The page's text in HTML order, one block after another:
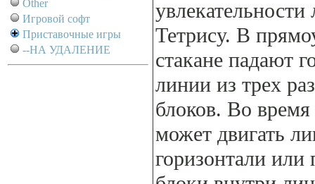
Other
Игровой софт
Приставочные игры
--НА УДАЛЕНИЕ
увлекательности
Тетрису. В
стакане падают
линии из трех
блоков. Во
может двигать
горизонтали или